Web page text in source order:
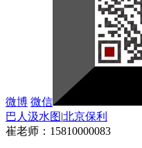
微博 微信
巴人汲水图|北京保利
崔老师：15810000083